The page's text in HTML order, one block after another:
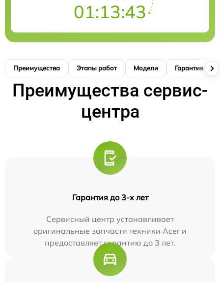
01:13:42
Преимущества Этапы работ Модели Гарантия
Преимущества сервис-
центра
Гарантия до 3-х лет
Сервисный центр устанавливает
оригинальные запчасти техники Acer и
предоставляет гарантию до 3 лет.